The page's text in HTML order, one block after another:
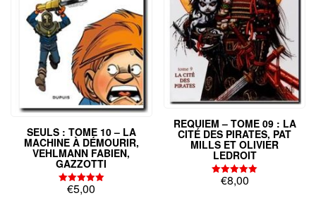
SEULS : TOME 10 – LA
MACHINE À DÉMOURIR,
VEHLMANN FABIEN,
GAZZOTTI
Note
€5,00
REQUIEM – TOME 09 : LA
CITÉ DES PIRATES, PAT
MILLS ET OLIVIER
LEDROIT
Note
5.00
€8,00